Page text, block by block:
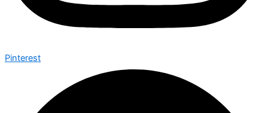
Pinterest